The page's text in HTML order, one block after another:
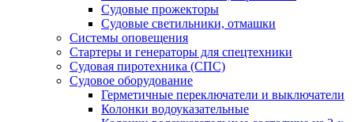
Судовые прожекторы
Судовые светильники, отмашки
Системы оповещения
Стартеры и генераторы для спецтехники
Судовая пиротехника (СПС)
Судовое оборудование
Герметичные переключатели и выключатели
Колонки водоуказательные